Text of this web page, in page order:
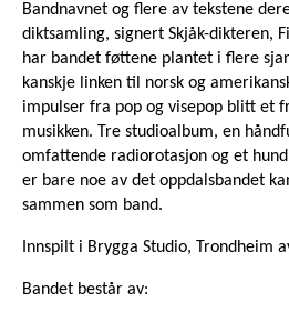
Bandnavnet og flere av tekstene
diktsamling, signert Skjåk-dikteren,
har bandet føttene plantet i flere
kanskje linken til norsk og
impulser fra pop og visepop blitt et
musikken. Tre studioalbum, en
omfattende radiorotasjon og et
er bare noe av det oppdalsbandet
sammen som band.
Innspilt i Brygga Studio, Trondheim
Bandet består av: